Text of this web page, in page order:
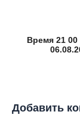
Время 21
Добавить